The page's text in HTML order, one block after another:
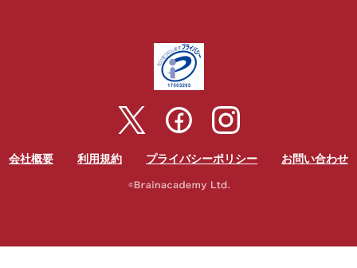
会社概要 利用規約 プライバシーポリシー お問い合わせ